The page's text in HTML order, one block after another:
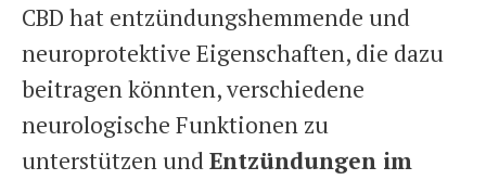
CBD hat entzündungshemmende und
neuroprotektive Eigenschaften, die dazu
beitragen könnten, verschiedene
neurologische Funktionen zu
unterstützen undEntzündungen im